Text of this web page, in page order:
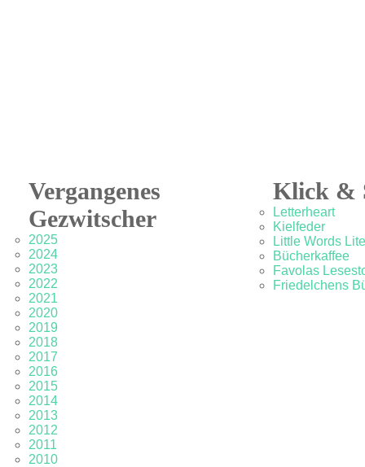
Vergangenes
Gezwitscher
2025
2024
2023
2022
2021
2020
2019
2018
2017
2016
2015
2014
2013
2012
2011
2010
Klick &
Letterheart
Kielfeder
Little Words
Bücherkaffee
Favolas
Friedelchens